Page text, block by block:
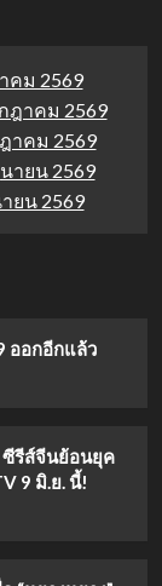
คม 2569
ฎาคม 2569
าคม 2569
ายน 2569
ยน 2569
ออกอีกแล้ว
ซีรีส์จีนย้อนยุค
9 มิ.ย. นี้!